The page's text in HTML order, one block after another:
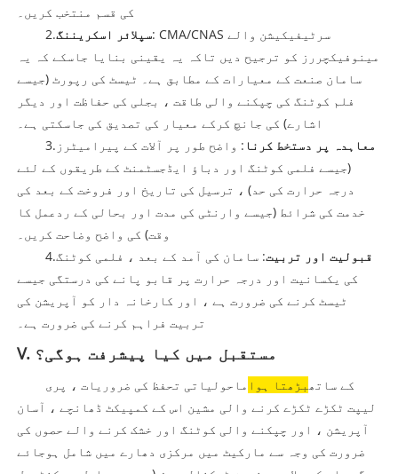
کی قسم منتخب کریں۔
2.سپلائر اسکریننگ: CMA/CNAS سرٹیفیکیشن والے
مینوفیکچررز کو ترجیح دیں تاکہ یہ یقینی بنایا جاسکے کہ یہ
سامان صنعت کے معیارات کے مطابق ہے۔ ٹیسٹ کی رپورٹ (جیسے
فلم کوٹنگ کی چپکنے والی طاقت ، بجلی کی حفاظت اور دیگر
اشارے) کی جانچ کرکے معیار کی تصدیق کی جاسکتی ہے۔
3.
معاہدہ پر دستخط کرنا : واضح طور پر آلات کے پیرامیٹرز
(جیسے فلمی کوٹنگ اور دباؤ ایڈجسٹمنٹ کے طریقوں کے لئے
درجہ حرارت کی حد) ، ترسیل کی تاریخ اور فروخت کے بعد کی
خدمت کی شرائط (جیسے وارنٹی کی مدت اور بحالی کے ردعمل کا
وقت) کی واضح وضاحت کریں۔
4.
قبولیت اور تربیت: سامان کی آمد کے بعد ، فلمی کوٹنگ
کی یکسانیت اور درجہ حرارت پر قابو پانے کی درستگی جیسے
ٹیسٹ کرنے کی ضرورت ہے ، اور کارخانہ دار کو آپریشن کی
تربیت فراہم کرنے کی ضرورت ہے۔
V. مستقبل میں کیا پیشرفت ہوگی؟
کے ساتھبڑھتا ہوا ماحولیاتی تحفظ کی ضروریات ، پری
لیپت ٹکڑے ٹکڑے کرنے والی مشین اس کے کمپیکٹ ڈھانچے ، آسان
آپریشن ، اور چپکنے والی کوٹنگ اور خشک کرنے والے حصوں کی
ضرورت کی وجہ سے مارکیٹ میں مرکزی دھارے میں شامل ہوجائے